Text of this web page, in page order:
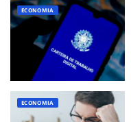
ECONOMIA
ECONOMIA